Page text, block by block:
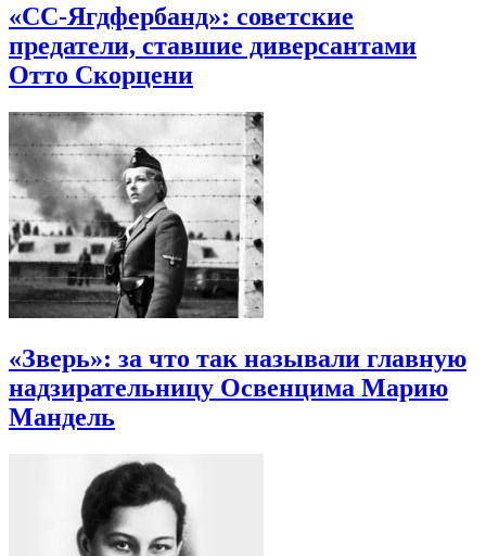
«СС-Ягдфербанд»: советские
предатели, ставшие диверсантами
Отто Скорцени
«Зверь»: за что так называли главную
надзирательницу Освенцима Марию
Мандель